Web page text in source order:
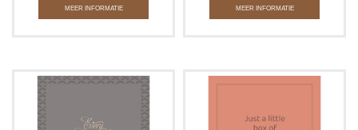
MEER INFORMATIE MEER INFORMATIE